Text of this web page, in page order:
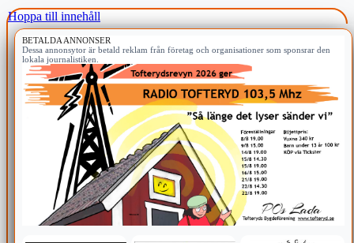
Hoppa till innehåll
BETALDA ANNONSER
Dessa annonsytor är betald reklam från företag och organisationer som sponsrar den
lokala journalistiken.